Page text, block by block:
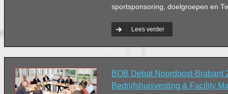
sportsponsoring, doelgroepen en
Lees verder
BOB Debat Noordoost-Brabant
Bedrijfshuisvesting & Facility